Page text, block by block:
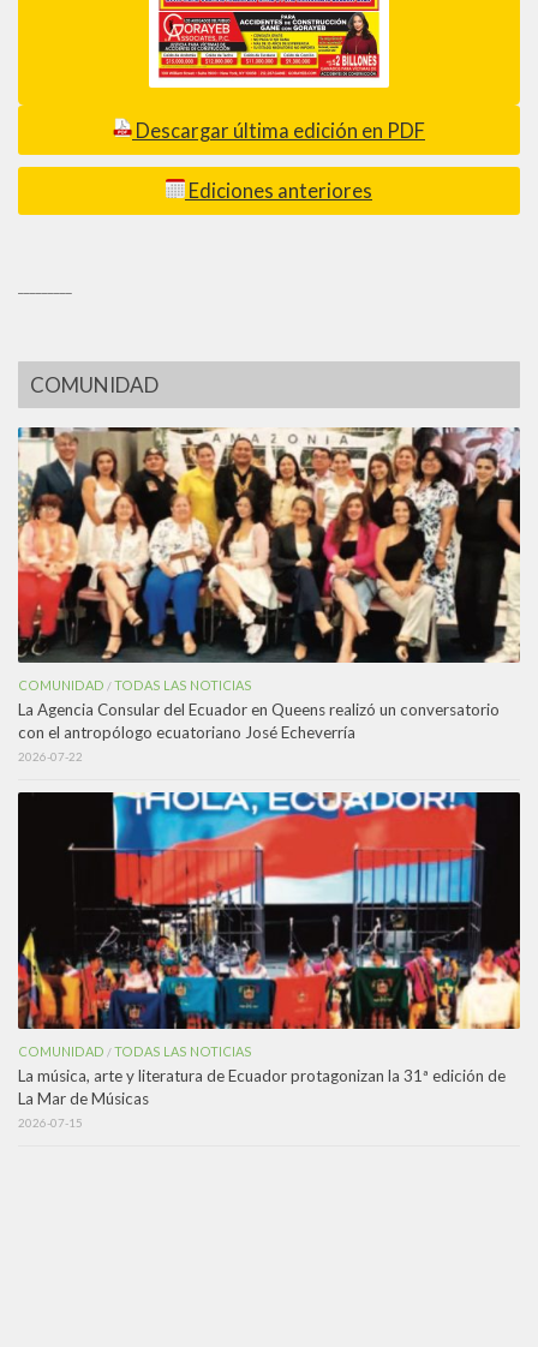
Descargar última edición en PDF
Ediciones anteriores
COMUNIDAD
COMUNIDAD /TODAS LAS NOTICIAS
La Agencia Consular del Ecuador en Queens realizó un conversatorio
con el antropólogo ecuatoriano José Echeverría
2026-07-22
COMUNIDAD /TODAS LAS NOTICIAS
La música, arte y literatura de Ecuador protagonizan la 31ª edición de
La Mar de Músicas
2026-07-15